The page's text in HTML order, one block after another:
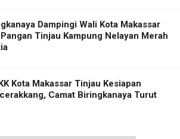
Dampingi Wali Kota Makassar
Tinjau Kampung Nelayan Merah
Kota Makassar Tinjau Kesiapan
Camat Biringkanaya Turut